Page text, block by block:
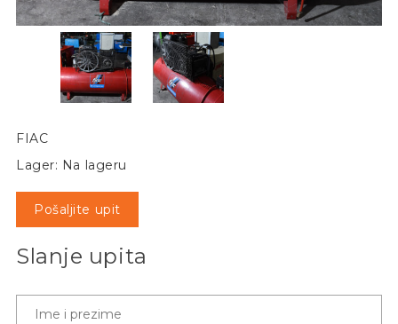
FIAC
Lager: Na lageru
Pošaljite upit
Slanje upita